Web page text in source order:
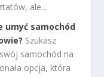
ale...
umyć samochód
Szukasz
samochód na
opcja, która